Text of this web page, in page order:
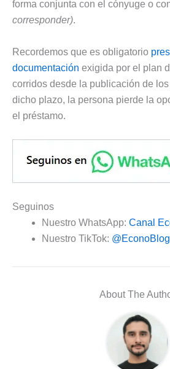
forma conjunta con el cónyuge o
corresponder).
Recordemos que es obligatorio
documentación exigida por el plan
corridos desde la publicación de
dicho plazo, la persona pierde la
el préstamo.
Seguinos
Nuestro WhatsApp: Canal
Nuestro TikTok: @EconoBlog
About The